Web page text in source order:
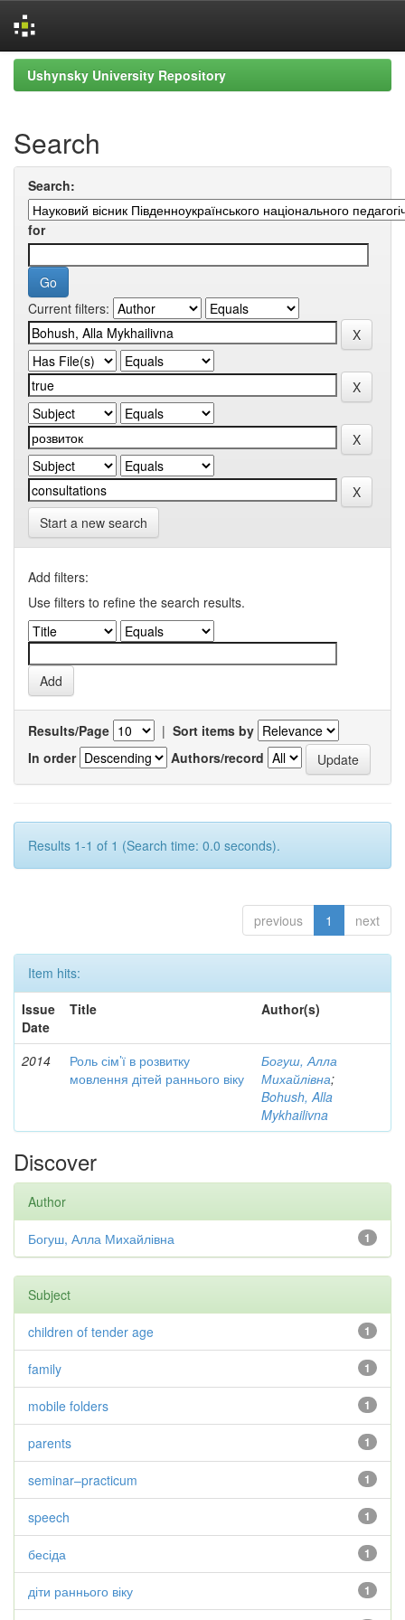
Skip
navigation
Ushynsky University Repository
Search
Search:
for
Current filters:
Start a new search
Add filters:
Use filters to refine the search results.
Results/Page | Sort items by
In order
Authors/record
Results 1-1 of 1 (Search time: 0.0 seconds).
previous 1 next
Item hits:
Issue
Date
Title Author(s)
2014
Роль сім’ї в розвитку
мовлення дітей раннього віку
Богуш, Алла
Михайлівна;
Bohush, Alla
Mykhailivna
Discover
Author
1
Богуш, Алла Михайлівна
Subject
1
children of tender age
1
family
1
mobile folders
1
parents
1
seminar–practicum
1
speech
1
бесіда
1
діти раннього віку